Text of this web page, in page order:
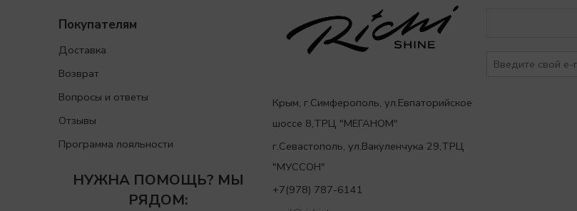
Покупателям
Доставка
Возврат
Вопросы и ответы
Отзывы
Программа лояльности
НУЖНА ПОМОЩЬ? МЫ
РЯДОМ:
Крым, г.Симферополь, ул.Евпаторийское
шоссе 8,ТРЦ "МЕГАНОМ"
г.Севастополь, ул.Вакуленчука 29,ТРЦ
"МУССОН"
+7(978) 787-6141